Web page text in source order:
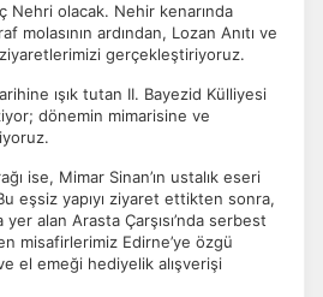
belirleyin.
bilgilendirmemizi,çerez kullanım
HER ZAMAN AKTIF
ve temel site işlevleri için
olmadan site düzgün çalışmaz ve
Nehri olacak. Nehir kenarında
molasının ardından, Lozan Anıtı ve
gerçekleştiriyoruz.
ışık tutan II. Bayezid Külliyesi
dönemin mimarisine ve
ise, Mimar Sinan’ın ustalık eseri
eşsiz yapıyı ziyaret ettikten sonra,
alan Arasta Çarşısı’nda serbest
misafirlerimiz Edirne’ye özgü
el emeği hediyelik alışverişi